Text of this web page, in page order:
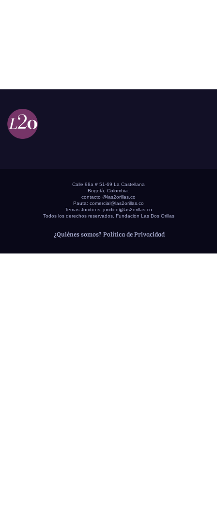
Calle 98a # 51-69 La Castellana
Bogotá, Colombia.
contacto @las2orillas.co
Pauta: comercial@las2orillas.co
Temas Juridicos: juridico@las2orillas.co
Todos los derechos reservados. Fundación Las Dos Orillas
¿Quiénes somos? Política de Privacidad